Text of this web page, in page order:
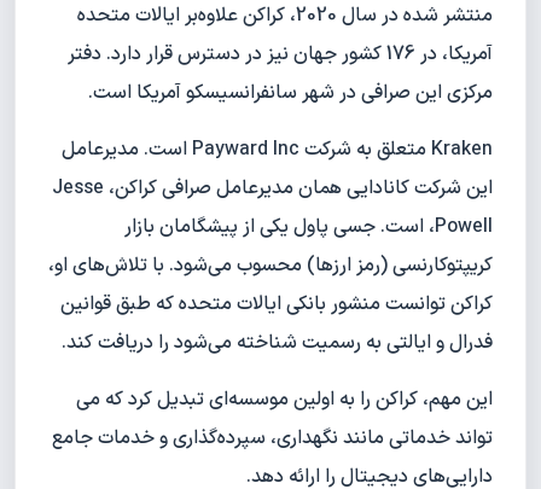
منتشر شده در سال 2020، کراکن علاوه‌بر ایالات متحده
آمریکا، در 176 کشور جهان نیز در دسترس قرار دارد. دفتر
مرکزی این صرافی در شهر سانفرانسیسکو آمریکا است.
Kraken متعلق به شرکت Payward Inc است. مدیرعامل
این شرکت کانادایی همان مدیرعامل صرافی کراکن، Jesse
Powell، است. جسی پاول یکی از پیشگامان بازار
کریپتوکارنسی (رمز ارزها) محسوب می‌شود. با تلاش‌های او،
کراکن توانست منشور بانکی ایالات متحده که طبق قوانین
فدرال و ایالتی به رسمیت شناخته می‌شود را دریافت کند.
این مهم، کراکن را به اولین موسسه‌ای تبدیل کرد که می
تواند خدماتی مانند نگهداری، سپرده‌گذاری و خدمات جامع
دارایی‌های دیجیتال را ارائه دهد.